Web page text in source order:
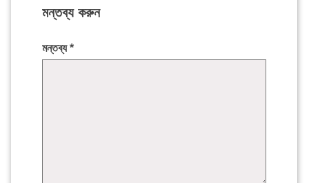
মন্তব্য করুন
মন্তব্য*